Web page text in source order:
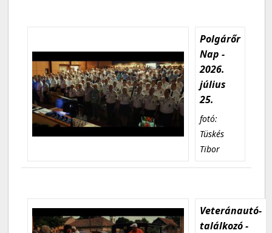
Polgárőr
Nap -
2026.
július
25.
fotó:
Tüskés
Tibor
Veteránautó-
találkozó -